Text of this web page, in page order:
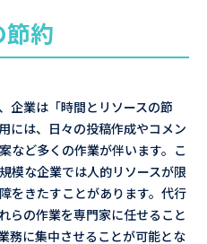
節約
企業は「時間とリソースの節
には、日々の投稿作成やコメン
など多くの作業が伴います。こ
模な企業では人的リソースが限
をきたすことがあります。代行
らの作業を専門家に任せること
務に集中させることが可能とな